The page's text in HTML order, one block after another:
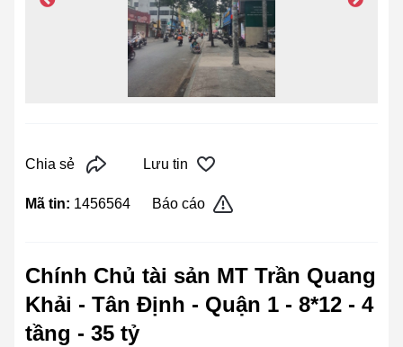
Chia sẻ Lưu tin
Mã tin: 1456564 Báo cáo
Chính Chủ tài sản MT Trần Quang
Khải - Tân Định - Quận 1 - 8*12 - 4
tầng - 35 tỷ